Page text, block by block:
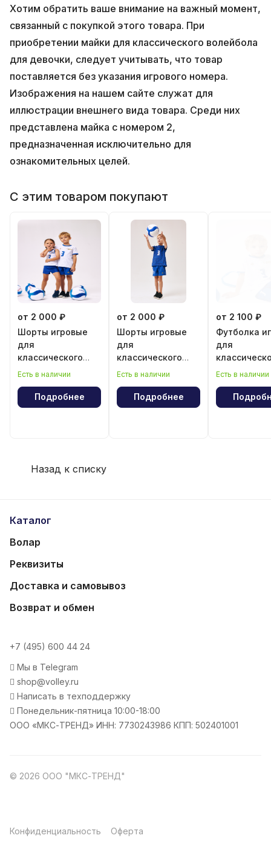
Хотим обратить ваше внимание на важный момент,
связанный с покупкой этого товара. При
приобретении майки для классического волейбола
для девочки, следует учитывать, что товар
поставляется без указания игрового номера.
Изображения на нашем сайте служат для
иллюстрации внешнего вида товара. Среди них
представлена майка с номером 2,
предназначенная исключительно для
ознакомительных целей.
С этим товаром покупают
от 2 000 ₽
Шорты игровые
для
классического
волейбола для
Есть в наличии
Подробнее
от 2 000 ₽
Шорты игровые
для
классического
волейбола для
Есть в наличии
Подробнее
от 2 100 ₽
Футболка
для
волейбола
Есть в наличии
Назад к списку
Каталог
Волар
Реквизиты
Доставка и самовывоз
Возврат и обмен
+7 (495) 600 44 24
Мы в Telegram
shop@volley.ru
Написать в техподдержку
Понедельник-пятница 10:00-18:00
ООО «МКС-ТРЕНД» ИНН: 7730243986 КПП: 502401001
© 2026 ООО "МКС-ТРЕНД"
Конфиденциальность Оферта